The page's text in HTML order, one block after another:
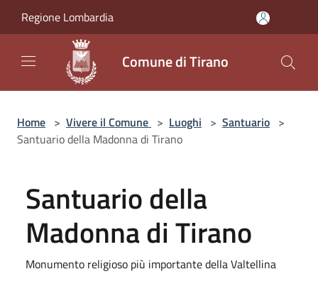
Regione Lombardia
Comune di Tirano
Home > Vivere il Comune > Luoghi > Santuario >
Santuario della Madonna di Tirano
Santuario della
Madonna di Tirano
Monumento religioso più importante della Valtellina